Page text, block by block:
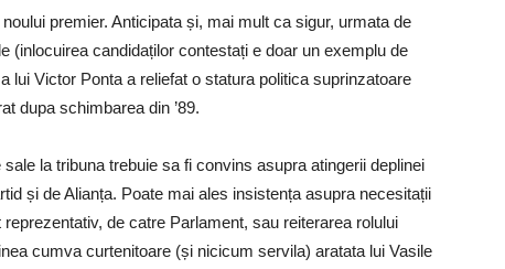
premier. Anticipata și, mai mult ca sigur, urmata de
(inlocuirea candidaților contestați e doar un exemplu de
lui Victor Ponta a reliefat o statura politica suprinzatoare
dupa schimbarea din ’89.
la tribuna trebuie sa fi convins asupra atingerii deplinei
și de Alianța. Poate mai ales insistența asupra necesitații
de catre Parlament, sau reiterarea rolului
cumva curtenitoare (și nicicum servila) aratata lui Vasile